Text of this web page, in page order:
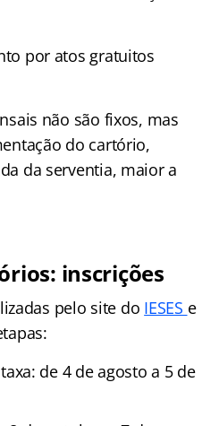
por atos gratuitos
não são fixos, mas
do cartório,
da serventia, maior a
inscrições
pelo site do IESES e
de 4 de agosto a 5 de